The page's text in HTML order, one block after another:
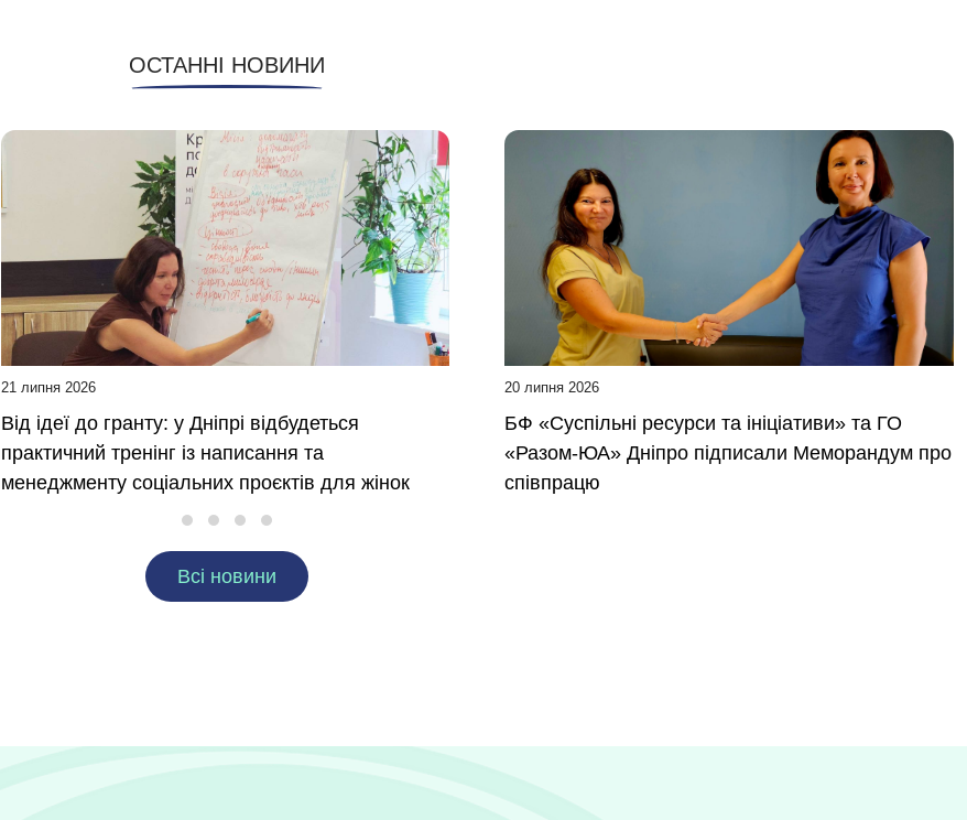
ОСТАННІ НОВИНИ
21 липня 2026
Від ідеї до гранту: у Дніпрі відбудеться
практичний тренінг із написання та
менеджменту соціальних проєктів для жінок
20 липня 2026
БФ «Суспільні ресурси та ініціативи» та ГО
«Разом-ЮА» Дніпро підписали Меморандум про
співпрацю
Всі новини